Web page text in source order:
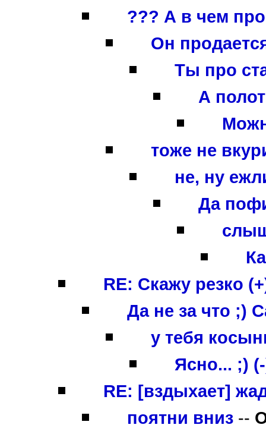
??? А в чем
Он
Ты про
А
тоже не
не, ну
Да
RE: Скажу резко
Да не за что ;)
у тебя
Ясно... ;)
RE: [вздыхает]
поятни вниз --